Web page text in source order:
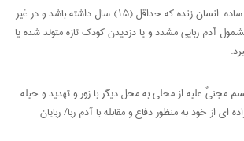
* موضوع جرم آدم ربایی ساده: انسان زنده که حداقل (۱۵) سال داشته باشد و در غیر
آدم ربایی مشدد و یا دزدیدن کودک تازه متولد شده یا
مجنیٌ علیه از محلی به محل دیگر با زور و تهدید و حیله
ای از خود به منظور دفاع و مقابله با آدم ربا/ ربایان